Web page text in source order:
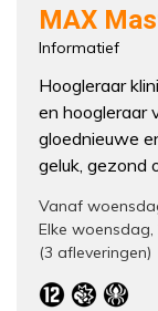
MAX
Informatief
Hoogleraar
en hoogleraar
gloednieuwe
geluk, gezond
Vanaf
Elke woensdag,
(3 afleveringen)